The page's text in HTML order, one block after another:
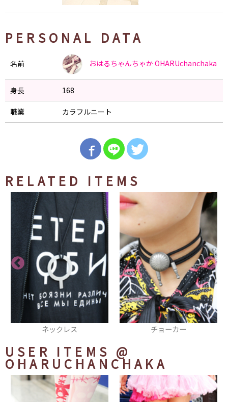
PERSONAL DATA
名前 おはるちゃんちゃか OHARUchanchaka
身長 168
職業 カラフルニート
RELATED ITEMS
チョーカー 時計
USER ITEMS @
OHARUCHANCHAKA